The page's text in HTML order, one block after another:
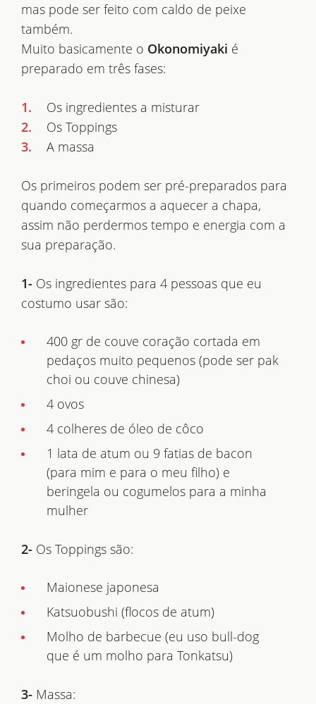
mas pode ser feito com caldo de peixe
também.
Muito basicamente o Okonomiyaki é
preparado em três fases:
Os ingredientes a misturar
Os Toppings
A massa
Os primeiros podem ser pré-preparados para
quando começarmos a aquecer a chapa,
assim não perdermos tempo e energia com a
sua preparação.
1- Os ingredientes para 4 pessoas que eu
costumo usar são:
400 gr de couve coração cortada em
pedaços muito pequenos (pode ser pak
choi ou couve chinesa)
4 ovos
4 colheres de óleo de côco
1 lata de atum ou 9 fatias de bacon
(para mim e para o meu filho) e
beringela ou cogumelos para a minha
mulher
2- Os Toppings são:
Maionese japonesa
Katsuobushi (flocos de atum)
Molho de barbecue (eu uso bull-dog
que é um molho para Tonkatsu)
3- Massa: